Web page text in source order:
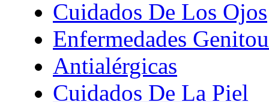
Cuidados De Los Ojos
Enfermedades
Antialérgicas
Cuidados De La Piel